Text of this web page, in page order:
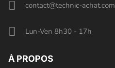
contact@technic-achat.com
Lun-Ven 8h30 - 17h
À PROPOS